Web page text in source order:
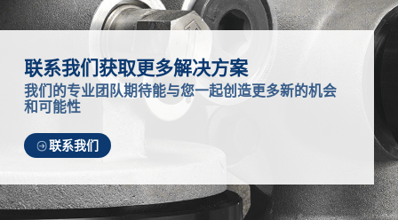
联系我们获取更多解决方案
我们的专业团队期待能与您一起创造更多新的机会
和可能性
联系我们